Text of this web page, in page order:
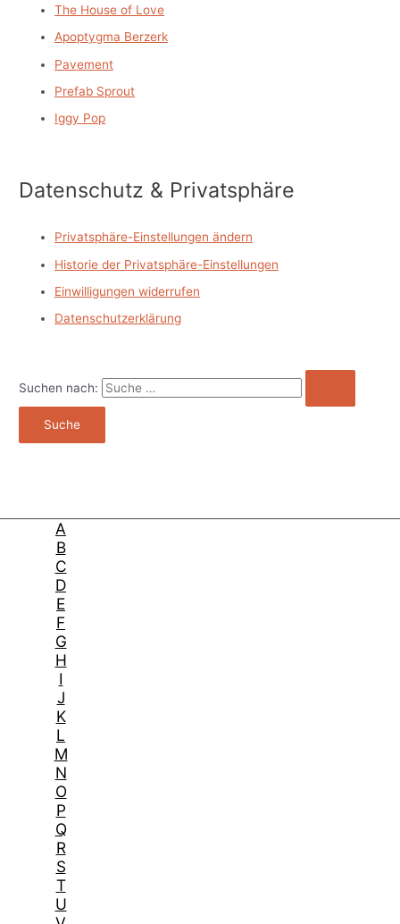
The House of Love
Apoptygma Berzerk
Pavement
Prefab Sprout
Iggy Pop
Datenschutz & Privatsphäre
Privatsphäre-Einstellungen ändern
Historie der Privatsphäre-Einstellungen
Einwilligungen widerrufen
Datenschutzerklärung
Suchen nach:
A
B
C
D
E
F
G
H
I
J
K
L
M
N
O
P
Q
R
S
T
U